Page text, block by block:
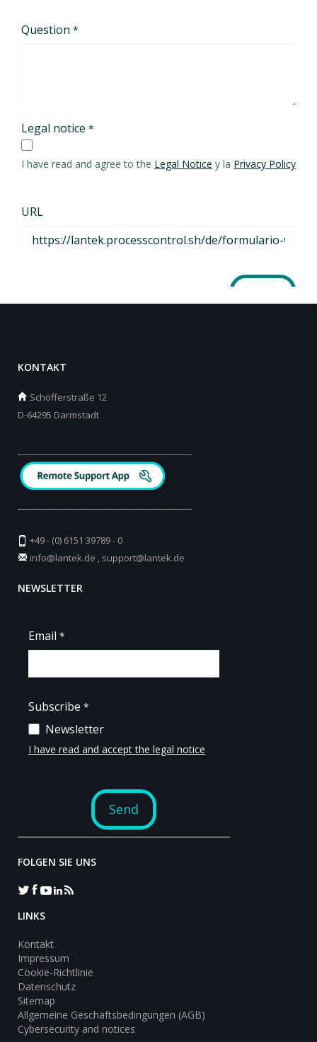
KONTAKT
Schöfferstraße 12
D-64295 Darmstadt
+49 - (0) 6151 39789 - 0
info@lantek.de , support@lantek.de
NEWSLETTER
FOLGEN SIE UNS
LINKS
Kontakt
Impressum
Cookie-Richtlinie
Datenschutz
Sitemap
Allgemeine Geschäftsbedingungen (AGB)
Cybersecurity and notices